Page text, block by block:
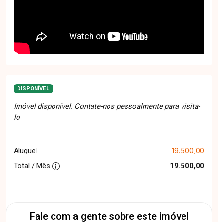
DISPONÍVEL
Imóvel disponível. Contate-nos pessoalmente para visita-
lo
Aluguel 19.500,00
Total / Mês 19.500,00
Fale com a gente sobre este imóvel